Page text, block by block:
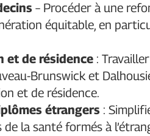
– Procéder à une
équitable, en
et de résidence :
Brunswick et
et de résidence.
étrangers :
la santé formés à